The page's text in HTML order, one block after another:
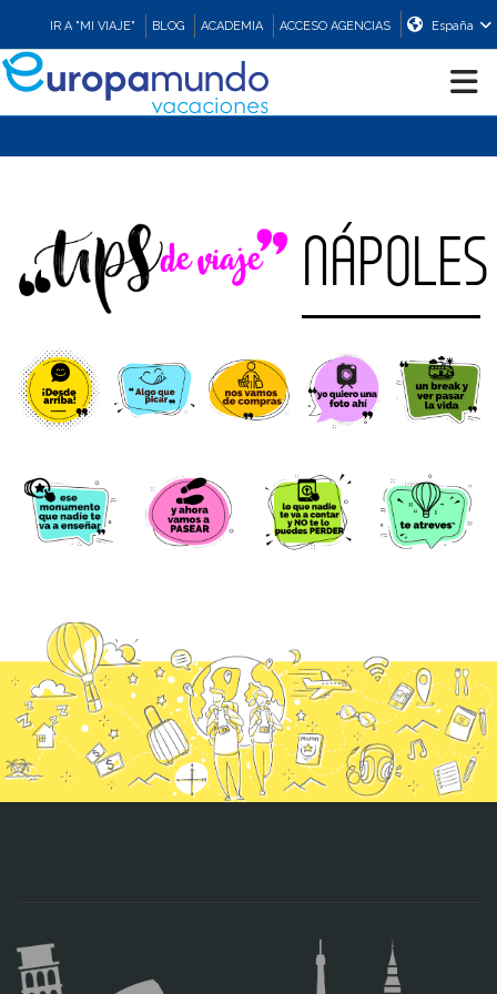
IR A "MI VIAJE" BLOG ACADEMIA ACCESO AGENCIAS España
ASIA
PROMOCIONES
COMPRAR
NÁPOLES